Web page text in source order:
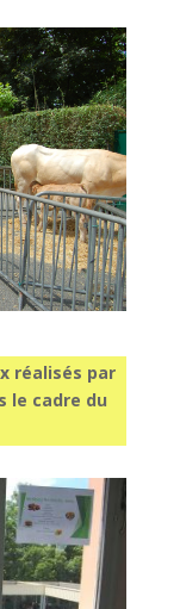
réalisés par
le cadre du